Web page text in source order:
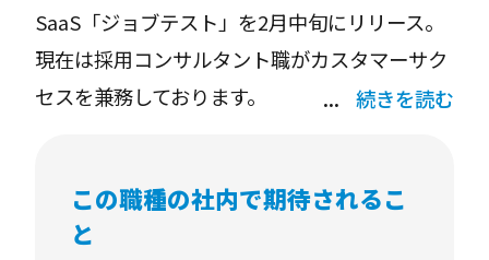
SaaS「ジョブテスト」を2月中旬にリリース。
現在は採用コンサルタント職がカスタマーサク
セスを兼務しております。
の立ち上げを予定しております。
1社でも多く、1人でも多くの「青春の大人を増
続きを読む
この職種の社内で期待されるこ
と